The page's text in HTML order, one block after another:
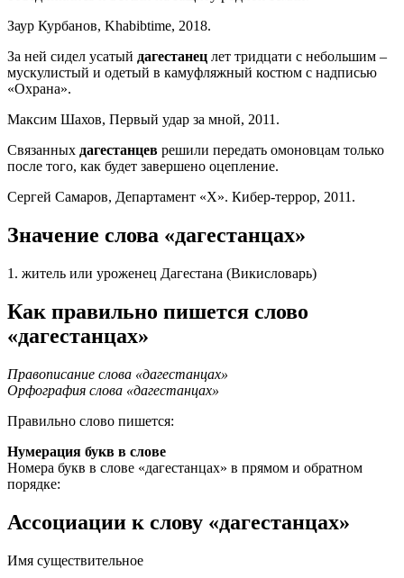
Заур Курбанов, Khabibtime, 2018.
За ней сидел усатый дагестанец лет тридцати с небольшим –
мускулистый и одетый в камуфляжный костюм с надписью
«Охрана».
Максим Шахов, Первый удар за мной, 2011.
Связанных дагестанцев решили передать омоновцам только
после того, как будет завершено оцепление.
Сергей Самаров, Департамент «Х». Кибер-террор, 2011.
Значение слова «дагестанцах»
1. житель или уроженец Дагестана (Викисловарь)
Как правильно пишется слово
«дагестанцах»
Правописание слова «дагестанцах»
Орфография слова «дагестанцах»
Правильно слово пишется:
Нумерация букв в слове
Номера букв в слове «дагестанцах» в прямом и обратном
порядке:
Ассоциации к слову «дагестанцах»
Имя существительное